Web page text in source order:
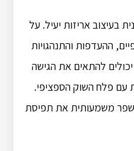
בעיצוב אריזות יעיל. על
ההעדפות והתנהגויות
להתאים את הגישה
עם פלח השוק הספציפי.
משמעותית את תפיסת